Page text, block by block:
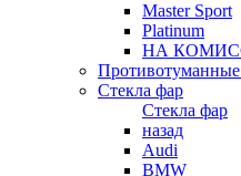
Master Sport
Platinum
НА
Стекла фар
Стекла фар
назад
Audi
BMW